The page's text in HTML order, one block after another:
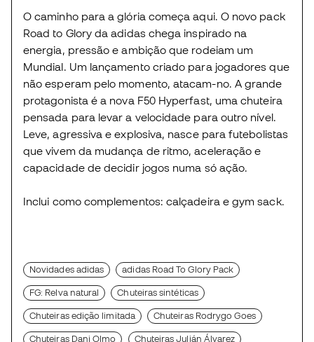
O caminho para a glória começa aqui. O novo pack
Road to Glory da adidas chega inspirado na
energia, pressão e ambição que rodeiam um
Mundial. Um lançamento criado para jogadores que
não esperam pelo momento, atacam-no. A grande
protagonista é a nova F50 Hyperfast, uma chuteira
pensada para levar a velocidade para outro nível.
Leve, agressiva e explosiva, nasce para futebolistas
que vivem da mudança de ritmo, aceleração e
capacidade de decidir jogos numa só ação.
Inclui como complementos: calçadeira e gym sack.
Novidades adidas adidas Road To Glory Pack
FG: Relva natural Chuteiras sintéticas
Chuteiras edição limitada Chuteiras Rodrygo Goes
Chuteiras Dani Olmo Chuteiras Julián Álvarez